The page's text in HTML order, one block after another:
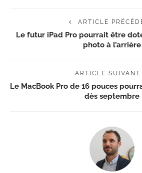
ARTICLE
Le futur iPad Pro pourrait être
photo à l’arrière
ARTICLE SUIVANT
Le MacBook Pro de 16 pouces
dès septembre